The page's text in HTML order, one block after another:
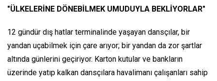
"ÜLKELERİNE DÖNEBİLMEK UMUDUYLA BEKLİYORLAR"
12 gündür dış hatlar terminalinde yaşayan dansçılar, bir
yandan uçabilmek için çare arıyor; bir yandan da zor şartlar
altında günlerini geçiriyor. Karton kutular ve bankların
üzerinde yatıp kalkan dansçılara havalimanı çalışanları sahip